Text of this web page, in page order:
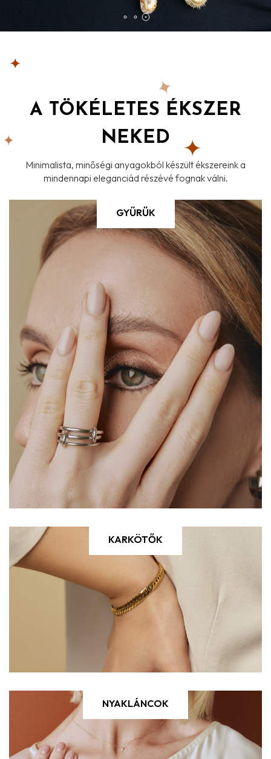
A TÖKÉLETES ÉKSZER
NEKED
Minimalista, minőségi anyagokból készült ékszereink a
mindennapi eleganciád részévé fognak válni.
GYŰRŰK
KARKÖTŐK
NYAKLÁNCOK